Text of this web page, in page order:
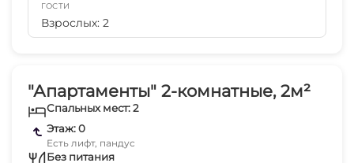
"Апартаменты" 2-комнатные, 2м²
Спальных мест: 2
Этаж: 0
Есть лифт, пандус
Без питания
ГОСТИ
Взрослых: 2